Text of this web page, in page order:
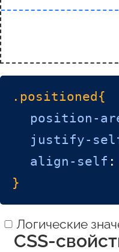
.positioned{
position-
justify-
align-self :
}
Логические
CSS-